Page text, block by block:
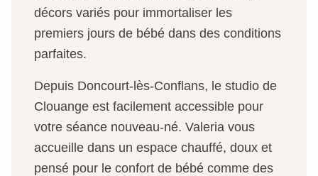
décors variés pour immortaliser les
premiers jours de bébé dans des conditions
parfaites.
Depuis Doncourt-lès-Conflans, le studio de
Clouange est facilement accessible pour
votre séance nouveau-né. Valeria vous
accueille dans un espace chauffé, doux et
pensé pour le confort de bébé comme des